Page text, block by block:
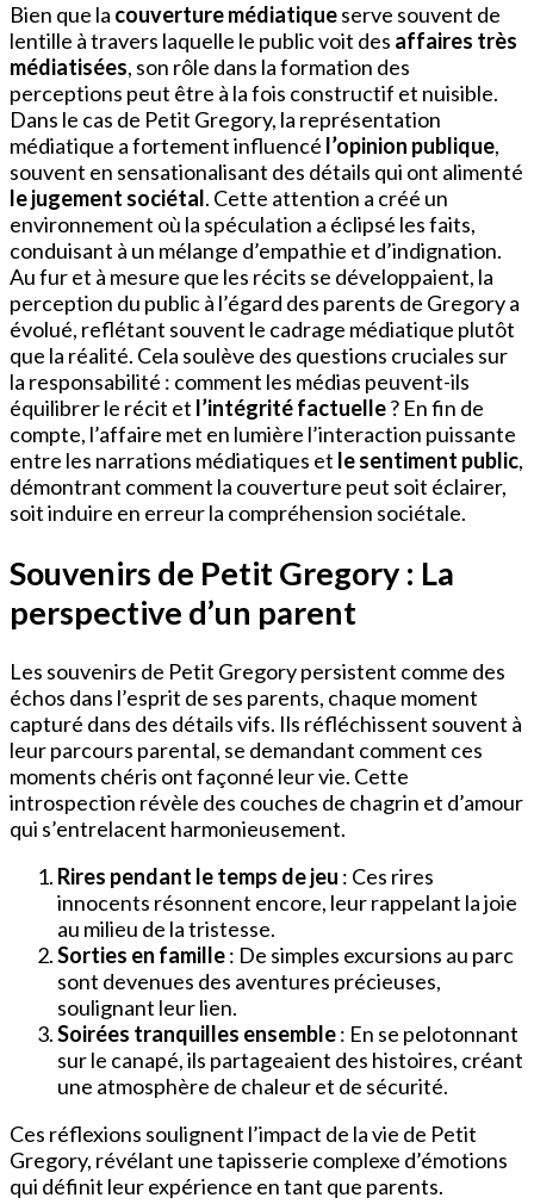
Bien que la couverture médiatiqueserve souvent de
lentille à travers laquelle le public voit des affaires très
médiatisées, son rôle dans la formation des
perceptions peut être à la fois constructif et nuisible.
Dans le cas de Petit Gregory, la représentation
médiatique a fortement influencé l’opinion publique,
souvent en sensationalisant des détails qui ont alimenté
le jugement sociétal. Cette attention a créé un
environnement où la spéculation a éclipsé les faits,
conduisant à un mélange d’empathie et d’indignation.
Au fur et à mesure que les récits se développaient, la
perception du public à l’égard des parents de Gregory a
évolué, reflétant souvent le cadrage médiatique plutôt
que la réalité. Cela soulève des questions cruciales sur
la responsabilité : comment les médias peuvent-ils
équilibrer le récit et l’intégrité factuelle? En fin de
compte, l’affaire met en lumière l’interaction puissante
entre les narrations médiatiques et le sentiment public,
démontrant comment la couverture peut soit éclairer,
soit induire en erreur la compréhension sociétale.
Souvenirs de Petit Gregory : La
perspective d’un parent
Les souvenirs de Petit Gregory persistent comme des
échos dans l’esprit de ses parents, chaque moment
capturé dans des détails vifs. Ils réfléchissent souvent à
leur parcours parental, se demandant comment ces
moments chéris ont façonné leur vie. Cette
introspection révèle des couches de chagrin et d’amour
qui s’entrelacent harmonieusement.
Rires pendant le temps de jeu : Ces rires
innocents résonnent encore, leur rappelant la joie
au milieu de la tristesse.
Sorties en famille: De simples excursions au parc
sont devenues des aventures précieuses,
soulignant leur lien.
Soirées tranquilles ensemble: En se pelotonnant
sur le canapé, ils partageaient des histoires, créant
une atmosphère de chaleur et de sécurité.
Ces réflexions soulignent l’impact de la vie de Petit
Gregory, révélant une tapisserie complexe d’émotions
qui définit leur expérience en tant que parents.